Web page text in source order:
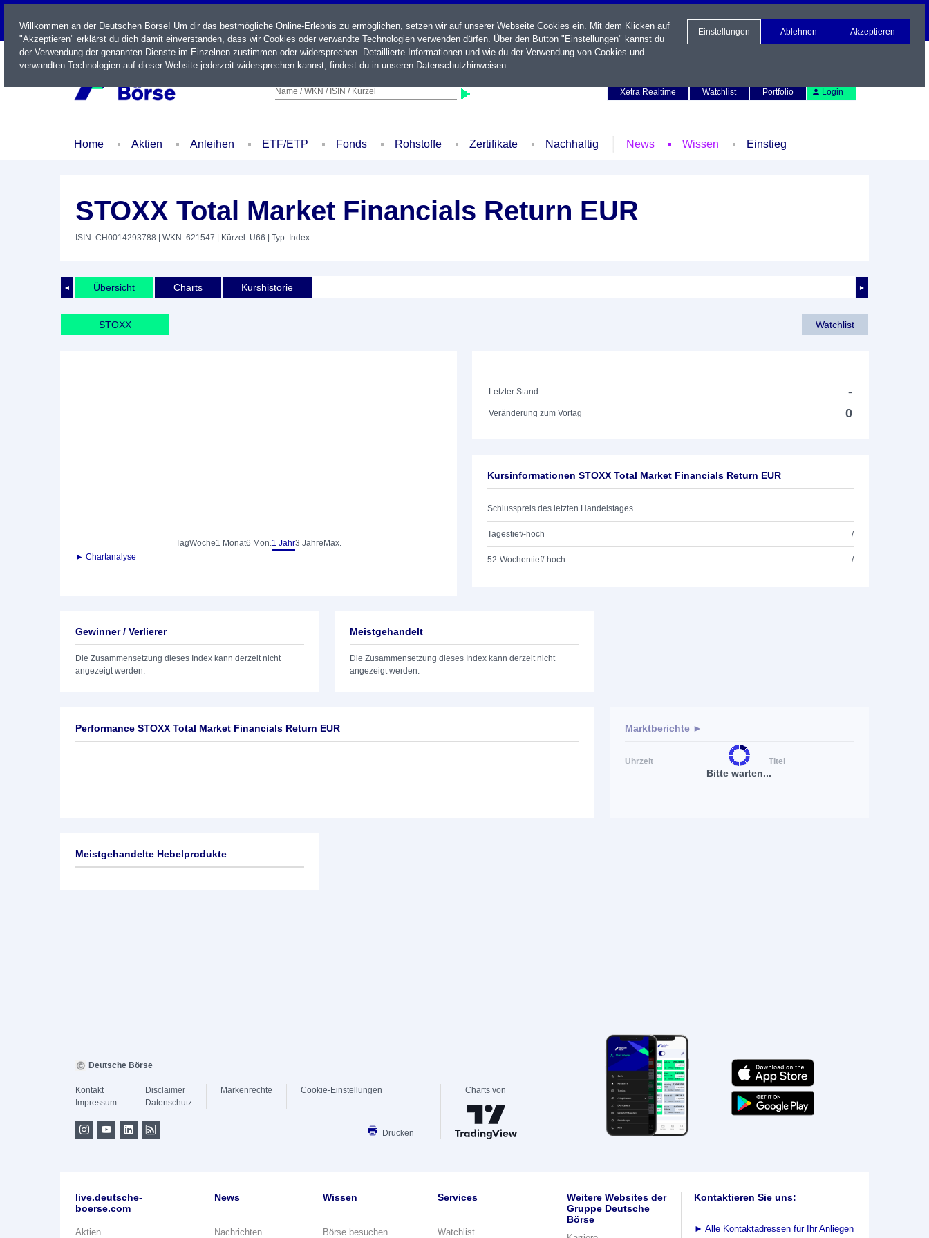
LIVE
Name / WKN / ISIN / Kürzel
Xetra Realtime
Watchlist Portfolio Login
Home Aktien Anleihen ETF/ETP Fonds Rohstoffe Zertifikate Nachhaltig News Wissen Einstieg
STOXX Total Market Financials Return EUR
ISIN: CH0014293788 | WKN: 621547 | Kürzel: U66 | Typ: Index
◄ ►
Übersicht Charts Kurshistorie
STOXX Watchlist
TagWoche1 Monat6 Mon.1 Jahr3 Jahre Max.
► Chartanalyse
-
Letzter Stand
-
Veränderung zum Vortag 0
Kursinformationen STOXX Total Market Financials Return EUR
Schlusspreis des letzten Handelstages
Tagestief/-hoch /
52-Wochentief/-hoch /
Gewinner / Verlierer
Die Zusammensetzung dieses Index kann derzeit nicht
angezeigt werden.
Meistgehandelt
Die Zusammensetzung dieses Index kann derzeit nicht
angezeigt werden.
Performance STOXX Total Market Financials Return EUR
Bitte warten...
Marktberichte ►
Uhrzeit Titel
Meistgehandelte Hebelprodukte
Willkommen an der Deutschen Börse! Um dir das bestmögliche Online-Erlebnis zu ermöglichen, setzen wir auf unserer Webseite Cookies ein. Mit dem Klicken auf
"Akzeptieren" erklärst du dich damit einverstanden, dass wir Cookies oder verwandte Technologien verwenden dürfen. Über den Button "Einstellungen" kannst du
der Verwendung der genannten Dienste im Einzelnen zustimmen oder widersprechen. Detaillierte Informationen und wie du der Verwendung von Cookies und
verwandten Technologien auf dieser Website jederzeit widersprechen kannst, findest du in unseren Datenschutzhinweisen.
Einstellungen Ablehnen Akzeptieren
Deutsche Börse
Kontakt
Impressum
Disclaimer
Datenschutz
Markenrechte Cookie-Einstellungen
Drucken
Charts von
live.deutsche-
boerse.com
Aktien
News
Nachrichten
Wissen
Börse besuchen
Services
Watchlist
Weitere Websites der
Gruppe Deutsche
Börse
Kontaktieren Sie uns:
► Alle Kontaktadressen für Ihr Anliegen